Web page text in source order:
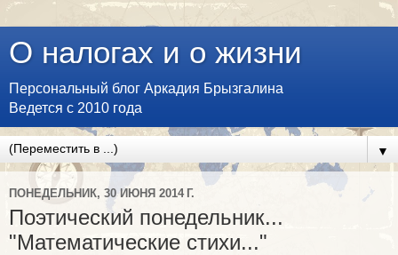
О налогах и о жизни
Персональный блог Аркадия Брызгалина
Ведется с 2010 года
▼
ПОНЕДЕЛЬНИК, 30 ИЮНЯ 2014 Г.
Поэтический понедельник...
"Математические стихи..."